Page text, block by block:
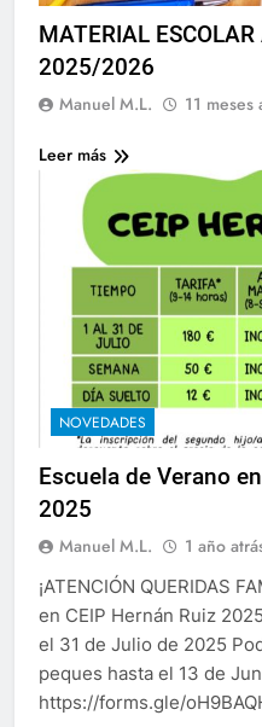
MATERIAL
2025/2026
Manuel M.L. 11 meses
Leer más
NOVEDADES
Escuela de Verano
2025
Manuel M.L. 1 año
¡ATENCIÓN QUERIDAS
en CEIP Hernán Ruiz
el 31 de Julio de 2025
peques hasta el 13 de
https://forms.gle/